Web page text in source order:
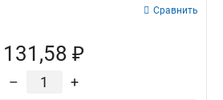
Сравнить
131,58 ₽
– +